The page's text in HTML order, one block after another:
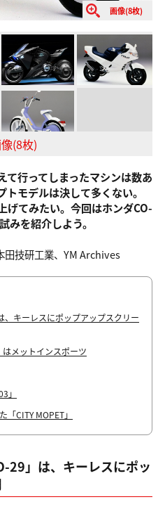
画像(8枚)
(8枚)
て行ってしまったマシンは数あ
モデルは決して多くない。
げてみたい。今回はホンダCO-
みを紹介しよう。
技研工業、YM Archives
キーレスにポップアップスクリー
メットインスポーツ
」
CITY MOPET」
29」は、キーレスにポッ